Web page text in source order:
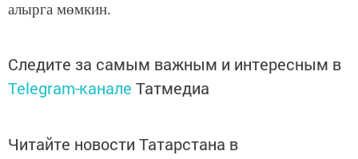
алырга мөмкин.
Следите за самым важным и интересным в
Telegram-канале Татмедиа
Читайте новости Татарстана в